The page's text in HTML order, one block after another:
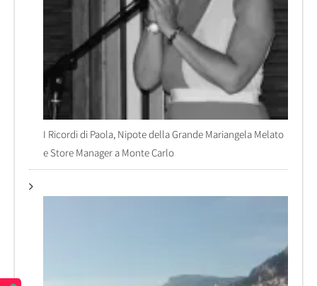
I Ricordi di Paola, Nipote della Grande Mariangela Melato
e Store Manager a Monte Carlo